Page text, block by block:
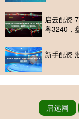
启云配资
粤3240，
新手配资
启远网